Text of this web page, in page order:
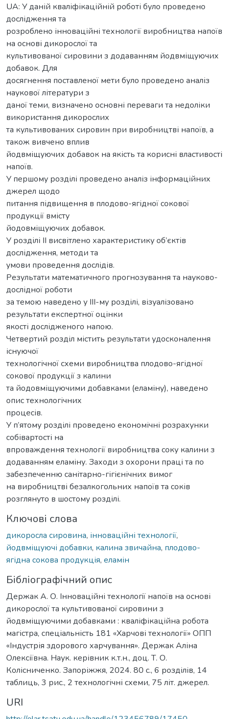
UA: У даній кваліфікаційній роботі було проведено
дослідження та
розроблено інноваційні технології виробництва напоїв
на основі дикорослої та
культивованої сировини з додаванням йодвміщуючих
добавок. Для
досягнення поставленої мети було проведено аналіз
наукової літератури з
даної теми, визначено основні переваги та недоліки
використання дикорослих
та культивованих сировин при виробництві напоїв, а
також вивчено вплив
йодвміщуючих добавок на якість та корисні властивості
напоїв.
У першому розділі проведено аналіз інформаційних
джерел щодо
питання підвищення в плодово-ягідної сокової
продукції вмісту
йодовміщуючих добавок.
У розділі ІІ висвітлено характеристику об’єктів
дослідження, методи та
умови проведення дослідів.
Результати математичного прогнозування та науково-
дослідної роботи
за темою наведено у ІІІ-му розділі, візуалізовано
результати експертної оцінки
якості дослідженого напою.
Четвертий розділ містить результати удосконалення
існуючої
технологічної схеми виробництва плодово-ягідної
сокової продукції з калини
та йодовміщуючими добавками (еламіну), наведено
опис технологічних
процесів.
У п’ятому розділі проведено економічні розрахунки
собівартості на
впроваждення технології виробництва соку калини з
додаванням еламіну. Заходи з охорони праці та по
забезпеченню санітарно-гігієнічних вимог
на виробництві безалкогольних напоїв та соків
розглянуто в шостому розділі.
Ключові слова
дикоросла сировина, інноваційні технології,
йодвміщуючі добавки, калина звичайна, плодово-
ягідна сокова продукція, еламін
Бібліографічний опис
Держак А. О. Інноваційні технологiї напоїв на основі
дикорослої та культивованої сировини з
йодвміщуючими добавками : кваліфікаційна робота
магістра, спеціальність 181 «Харчові технології» ОПП
«Індустрія здорового харчування». Держак Аліна
Олексіївна. Наук. керівник к.т.н., доц. Т. О.
Колісниченко. Запоріжжя, 2024. 80 с., 6 розділів, 14
таблиць, 3 рис., 2 технологічні схеми, 75 літ. джерел.
URI